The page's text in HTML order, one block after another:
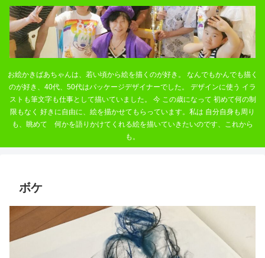
お絵かきばあちゃんは、若い頃から絵を描くのが好き。 なんでもかんでも描く
のが好き、40代、50代はパッケージデザイナーでした。 デザインに使う イラ
ストも筆文字も仕事として描いていました。 今 この歳になって 初めて何の制
限もなく 好きに自由に、絵を描かせてもらっています。私は 自分自身も周り
も、眺めて 何かを語りかけてくれる絵を描いていきたいのです、これから
も。
ボケ